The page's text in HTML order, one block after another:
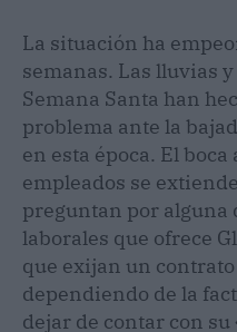
La situación ha
semanas. Las lluvias
Semana Santa han
problema ante la
en esta época. El boca
empleados se
preguntan por alguna
laborales que ofrece
que exijan un
dependiendo de la
dejar de contar con